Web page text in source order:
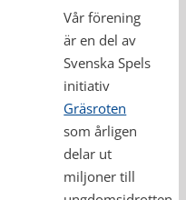
Vår förening
är en del av
Svenska Spels
initiativ
Gräsroten
som årligen
delar ut
miljoner till